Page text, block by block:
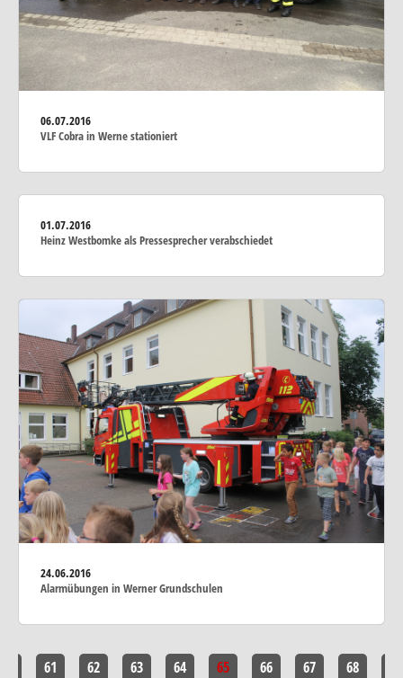
06.07.2016
VLF Cobra in Werne stationiert
01.07.2016
Heinz Westbomke als Pressesprecher verabschiedet
24.06.2016
Alarmübungen in Werner Grundschulen
61 62 63 64 65 66 67 68